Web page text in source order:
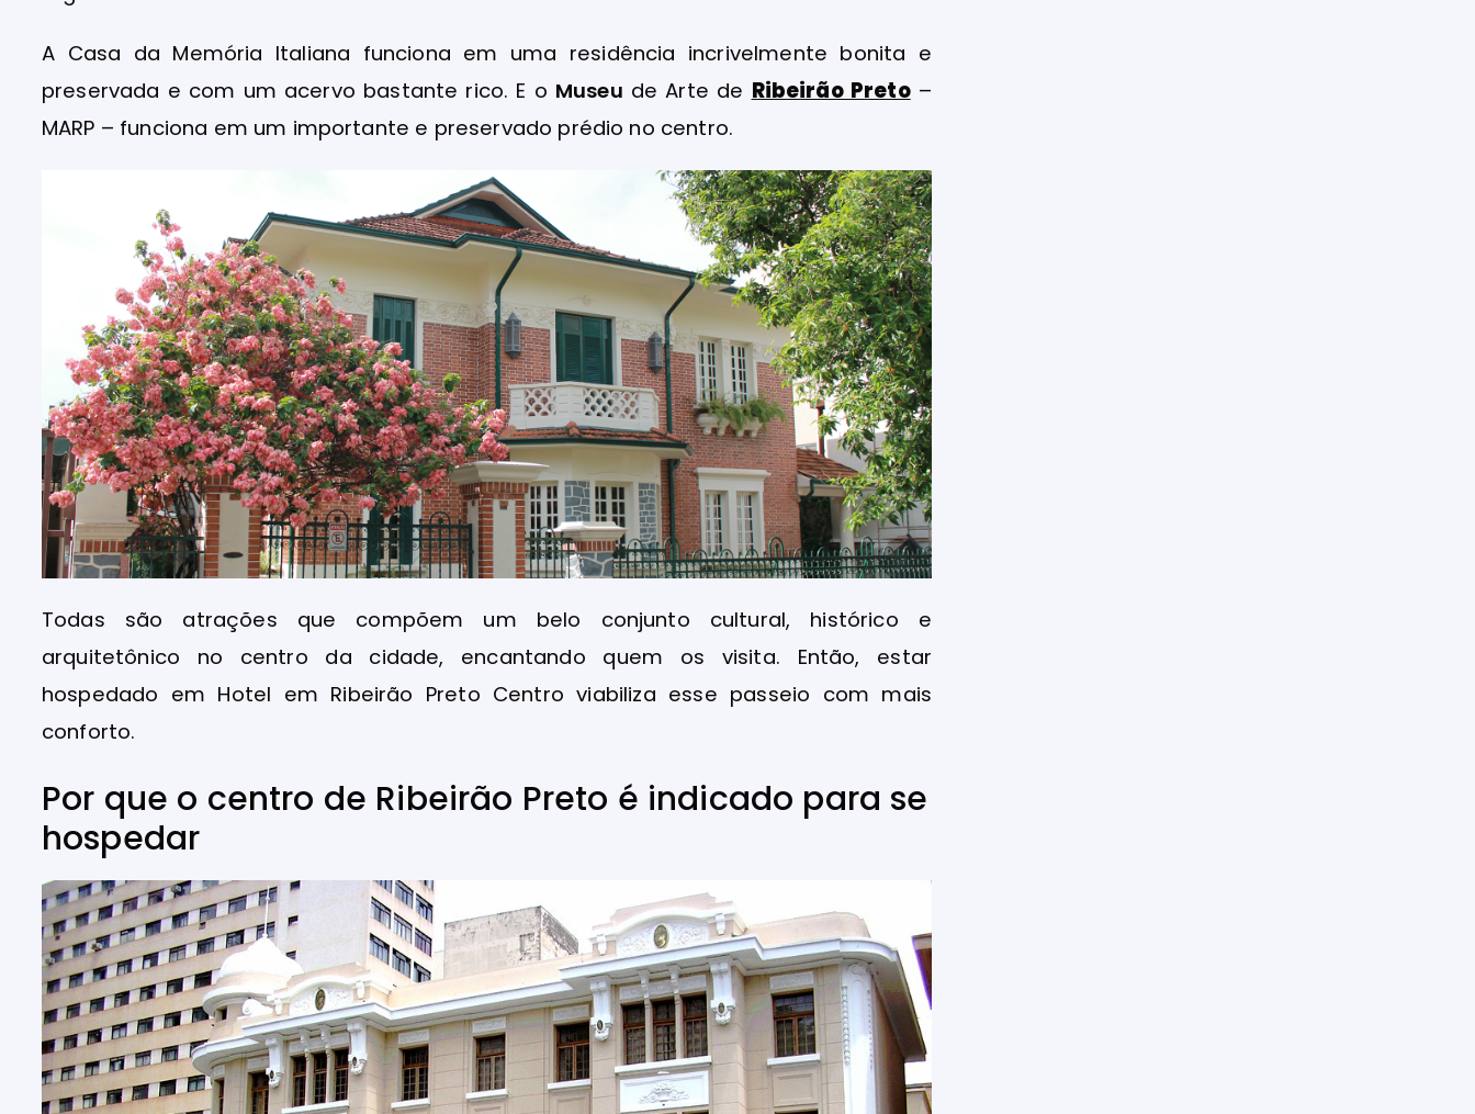
A Casa da Memória Italiana funciona em uma residência incrivelmente bonita e
preservada e com um acervo bastante rico. E o Museu de Arte de Ribeirão Preto–
MARP – funciona em um importante e preservado prédio no centro.
Todas são atrações que compõem um belo conjunto cultural, histórico e
arquitetônico no centro da cidade, encantando quem os visita. Então, estar
hospedado em Hotel em Ribeirão Preto Centro viabiliza esse passeio com mais
conforto.
Por que o centro de Ribeirão Preto é indicado para se
hospedar